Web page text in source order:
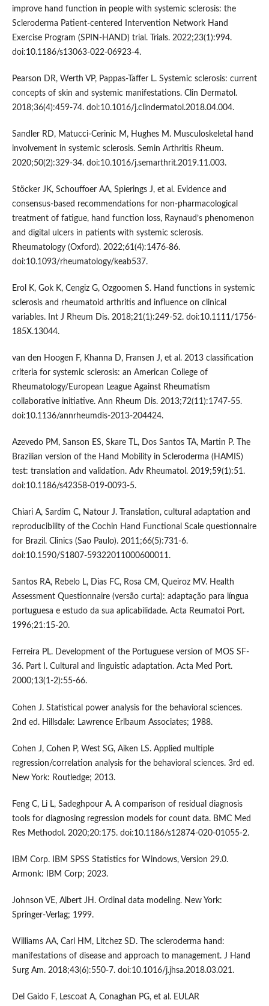
improve hand function in people with systemic sclerosis: the
Scleroderma Patient-centered Intervention Network Hand
Exercise Program (SPIN-HAND) trial. Trials. 2022;23(1):994.
doi:10.1186/s13063-022-06923-4.
Pearson DR, Werth VP, Pappas-Taffer L. Systemic sclerosis: current
concepts of skin and systemic manifestations. Clin Dermatol.
2018;36(4):459-74. doi:10.1016/j.clindermatol.2018.04.004.
Sandler RD, Matucci-Cerinic M, Hughes M. Musculoskeletal hand
involvement in systemic sclerosis. Semin Arthritis Rheum.
2020;50(2):329-34. doi:10.1016/j.semarthrit.2019.11.003.
Stöcker JK, Schouffoer AA, Spierings J, et al. Evidence and
consensus-based recommendations for non-pharmacological
treatment of fatigue, hand function loss, Raynaud’s phenomenon
and digital ulcers in patients with systemic sclerosis.
Rheumatology (Oxford). 2022;61(4):1476-86.
doi:10.1093/rheumatology/keab537.
Erol K, Gok K, Cengiz G, Ozgoomen S. Hand functions in systemic
sclerosis and rheumatoid arthritis and influence on clinical
variables. Int J Rheum Dis. 2018;21(1):249-52. doi:10.1111/1756-
185X.13044.
van den Hoogen F, Khanna D, Fransen J, et al. 2013 classification
criteria for systemic sclerosis: an American College of
Rheumatology/European League Against Rheumatism
collaborative initiative. Ann Rheum Dis. 2013;72(11):1747-55.
doi:10.1136/annrheumdis-2013-204424.
Azevedo PM, Sanson ES, Skare TL, Dos Santos TA, Martin P. The
Brazilian version of the Hand Mobility in Scleroderma (HAMIS)
test: translation and validation. Adv Rheumatol. 2019;59(1):51.
doi:10.1186/s42358-019-0093-5.
Chiari A, Sardim C, Natour J. Translation, cultural adaptation and
reproducibility of the Cochin Hand Functional Scale questionnaire
for Brazil. Clinics (Sao Paulo). 2011;66(5):731-6.
doi:10.1590/S1807-59322011000600011.
Santos RA, Rebelo L, Dias FC, Rosa CM, Queiroz MV. Health
Assessment Questionnaire (versão curta): adaptação para língua
portuguesa e estudo da sua aplicabilidade. Acta Reumatoi Port.
1996;21:15-20.
Ferreira PL. Development of the Portuguese version of MOS SF-
36. Part I. Cultural and linguistic adaptation. Acta Med Port.
2000;13(1-2):55-66.
Cohen J. Statistical power analysis for the behavioral sciences.
2nd ed. Hillsdale: Lawrence Erlbaum Associates; 1988.
Cohen J, Cohen P, West SG, Aiken LS. Applied multiple
regression/correlation analysis for the behavioral sciences. 3rd ed.
New York: Routledge; 2013.
Feng C, Li L, Sadeghpour A. A comparison of residual diagnosis
tools for diagnosing regression models for count data. BMC Med
Res Methodol. 2020;20:175. doi:10.1186/s12874-020-01055-2.
IBM Corp. IBM SPSS Statistics for Windows, Version 29.0.
Armonk: IBM Corp; 2023.
Johnson VE, Albert JH. Ordinal data modeling. New York:
Springer-Verlag; 1999.
Williams AA, Carl HM, Litchez SD. The scleroderma hand:
manifestations of disease and approach to management. J Hand
Surg Am. 2018;43(6):550-7. doi:10.1016/j.jhsa.2018.03.021.
Del Gaido F, Lescoat A, Conaghan PG, et al. EULAR